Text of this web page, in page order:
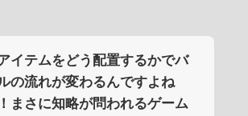
アイテムをどう配置するかでバ
の流れが変わるんですよね
まさに知略が問われるゲーム